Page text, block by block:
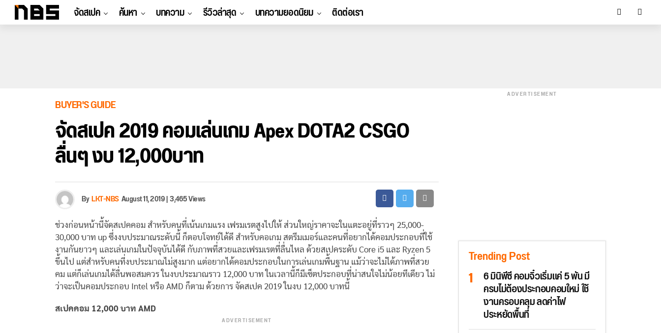
จัดสเปค ค้นหา บทความ รีวิวล่าสุด บทความยอดนิยม ติดต่อเรา
BUYER'S GUIDE
จัดสเปค 2019 คอมเล่นเกม Apex DOTA2 CSGO
ลื่นๆ งบ 12,000บาท
ByLKT-NBSAugust 11, 2019|3,465 Views
ช่วงก่อนหน้านี้จัดสเปคคอม สำหรับคนที่เน้นเกมแรง เฟรมเรตสูงไปให้ ส่วนใหญ่ราคาจะในแตะอยู่ที่ราวๆ 25,000-
30,000 บาท up ซึ่งงบประมาณระดับนี้ ก็ตอบโจทย์ได้ดี สำหรับคอเกม สตรีมเมอร์และคนที่อยากได้คอมประกอบที่ใช้
งานกันยาวๆ และเล่นเกมในปัจจุบันได้ดี กับภาพที่สวยและเฟรมเรตที่ลื่นไหล ด้วยสเปคระดับ Core i5 และ Ryzen 5
ขึ้นไป แต่สำหรับคนที่งบประมาณไม่สูงมาก แต่อยากได้คอมประกอบในการเล่นเกมพื้นฐาน แม้ว่าจะไม่ได้ภาพที่สวย
คม แต่ก็เล่นเกมได้ลื่นพอสมควร ในงบประมาณราว 12,000 บาท ในเวลานี้ก็มีเซ็ตประกอบที่น่าสนใจไม่น้อยทีเดียว ไม่
ว่าจะเป็นคอมประกอบ Intel หรือ AMD ก็ตาม ด้วยการ จัดสเปค 2019 ในงบ 12,000 บาทนี้
สเปคคอม 12,000 บาท AMD
ADVERTISEMENT
ADVERTISEMENT
Trending Post
6 มินิพีซี คอมจิ๋วเริ่มแค่ 5 พัน มี
ครบไม่ต้องประกอบคอมใหม่ ใช้
งานครอบคลุม ลดค่าไฟ
ประหยัดพื้นที่